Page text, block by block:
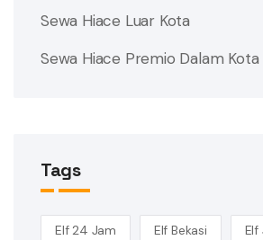
Sewa Hiace Luar Kota
Sewa Hiace Premio Dalam Kota
Tags
Elf 24 Jam Elf Bekasi Elf